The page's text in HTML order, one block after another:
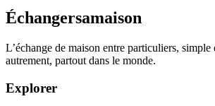
Échangersamaison
L’échange de maison entre particuliers,
autrement, partout dans le monde.
Explorer